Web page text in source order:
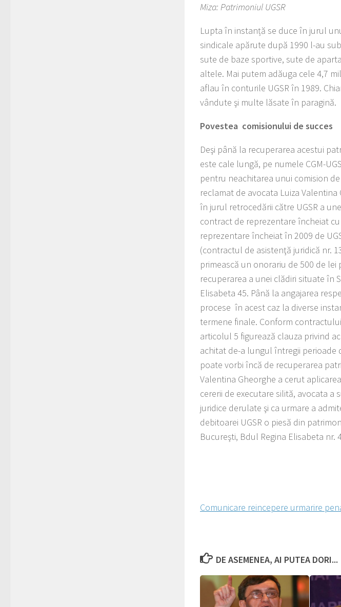
Miza: Patrimoniul UGSR
Lupta în instanță se duce în jurul
sindicale apărute după 1990 l-au
sute de baze sportive, sute de
altele. Mai putem adăuga cele 4,7
aflau în conturile UGSR în 1989.
vândute şi multe lăsate în paragină.
Povestea comisionului de succes
Deşi până la recuperarea acestui
este cale lungă, pe numele CGM-
pentru neachitarea unui comision
reclamat de avocata Luiza
în jurul retrocedării către UGSR a
contract de reprezentare încheiat
reprezentare încheiat în 2009 de
(contractul de asistenţă juridică nr.
primească un onorariu de 500 de
recuperarea a unei clădiri situate în
Elisabeta 45. Până la angajarea
procese în acest caz la diverse
termene finale. Conform
articolul 5 figurează clauza privind
achitat de-a lungul întregii perioade
poate vorbi încă de recuperarea
Valentina Gheorghe a cerut
cererii de executare silită, avocata a
juridice derulate şi ca urmare a
debitoarei UGSR o piesă din
Bucureşti, Bdul Regina Elisabeta nr.
Comunicare reincepere urmarire
DE ASEMENEA, AI PUTEA DORI...